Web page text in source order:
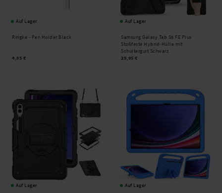
Auf Lager
Ringke - Pen Holder Black
4,95 €
Auf Lager
Samsung Galaxy Tab S9 FE Plus
Stoßfeste Hybrid-Hülle mit
Schultergurt Schwarz
29,95 €
Auf Lager Auf Lager